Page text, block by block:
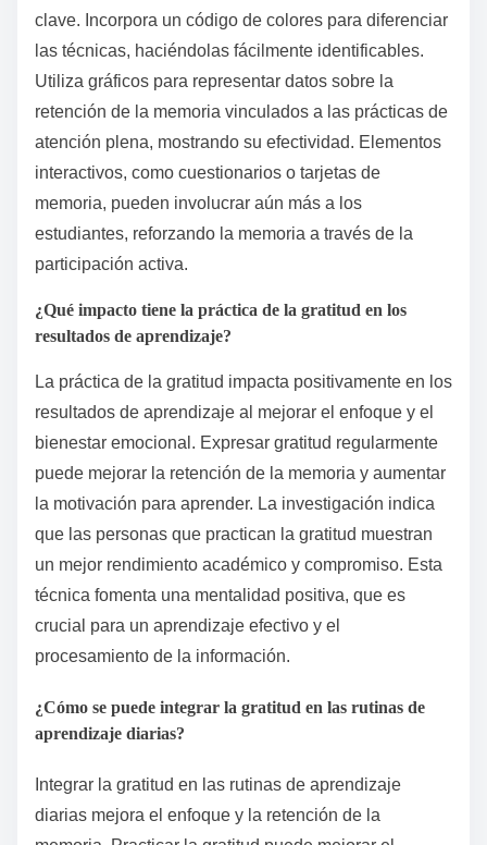
clave. Incorpora un código de colores para diferenciar
las técnicas, haciéndolas fácilmente identificables.
Utiliza gráficos para representar datos sobre la
retención de la memoria vinculados a las prácticas de
atención plena, mostrando su efectividad. Elementos
interactivos, como cuestionarios o tarjetas de
memoria, pueden involucrar aún más a los
estudiantes, reforzando la memoria a través de la
participación activa.
¿Qué impacto tiene la práctica de la gratitud en los
resultados de aprendizaje?
La práctica de la gratitud impacta positivamente en los
resultados de aprendizaje al mejorar el enfoque y el
bienestar emocional. Expresar gratitud regularmente
puede mejorar la retención de la memoria y aumentar
la motivación para aprender. La investigación indica
que las personas que practican la gratitud muestran
un mejor rendimiento académico y compromiso. Esta
técnica fomenta una mentalidad positiva, que es
crucial para un aprendizaje efectivo y el
procesamiento de la información.
¿Cómo se puede integrar la gratitud en las rutinas de
aprendizaje diarias?
Integrar la gratitud en las rutinas de aprendizaje
diarias mejora el enfoque y la retención de la